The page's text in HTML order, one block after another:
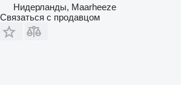
Нидерланды, Maarheeze
Связаться с продавцом